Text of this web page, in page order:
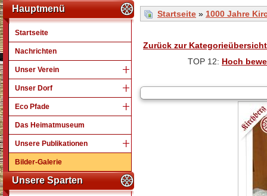
Hauptmenü
Startseite
Nachrichten
Unser Verein
Unser Dorf
Eco Pfade
Das Heimatmuseum
Unsere Publikationen
Bilder-Galerie
Unsere Sparten
Startseite » 1000 Jahre
Zurück zur Kategorieübersicht
TOP 12: Hoch